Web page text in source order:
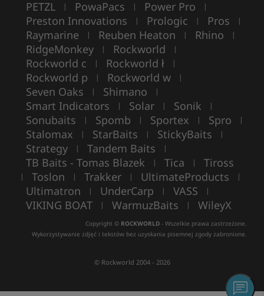
PETZL | PowaPacs | Power Pro |
Preston Innovations | Prologic | Pros |
Raymarine | Reuben Heaton | Rhino |
RidgeMonkey | Rockworld |
Rockworld c | Rockworld ł |
Rockworld p | Rockworld w |
Seven Oaks | Shimano |
Smart Indicators | Solar | Sonik |
Sonubaits | Spomb | Sportex | Spro |
Stalomax | StarBaits | StickyBaits |
Strategy | Tandem Baits |
TB Baits - Tomas Blazek | Tica | Tiross
| Toslon | Trakker | UltimateProducts |
Ultimatron | UnderCarp | VASS |
VIKING BOAT | WarmuzBaits | WileyX
Copyright © ROCKWORLD - Wszelkie prawa zastrzeżone.
Wykorzystywanie zdjęć i tekstów bez uzyskania pisemnej zgody zabronione.
© Rockworld 2004 - 2026